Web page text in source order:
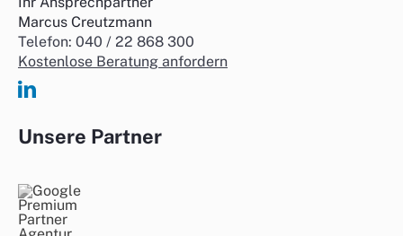
Marcus Creutzmann
Telefon: 040 / 22 868 300
Kostenlose Beratung anfordern
Unsere Partner